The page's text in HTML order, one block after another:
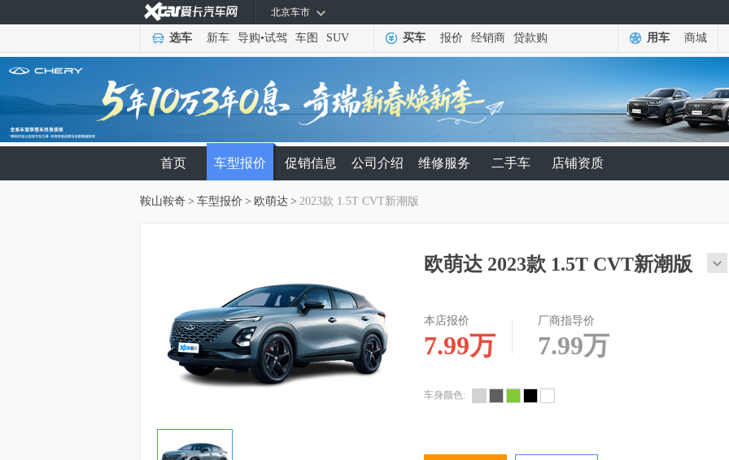
北京车市
选车 新车 导购•试驾 车图 SUV 买车 报价 经销商 贷款购 用车 商城
首页 车型报价 促销信息 公司介绍 维修服务 二手车 店铺资质
鞍山鞍奇 > 车型报价 > 欧萌达 > 2023款 1.5T CVT新潮版
欧萌达 2023款 1.5T CVT新潮版
本店报价
7.99万
厂商指导价
7.99万
车身颜色: